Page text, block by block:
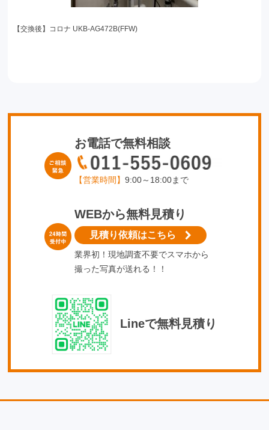
【交換後】コロナ UKB-AG472B(FFW)
お電話で無料相談
【営業時間】 9:00～18:00まで
WEBから無料見積り
見積り依頼はこちら
業界初！現地調査不要でスマホから
撮った写真が送れる！！
Lineで無料見積り